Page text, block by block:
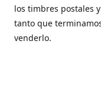
los timbres postales
tanto que
venderlo.